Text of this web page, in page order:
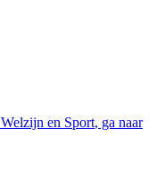
en Sport, ga naar